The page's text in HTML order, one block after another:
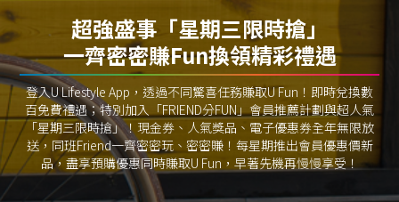
超強盛事「星期三限時搶」
一齊密密賺Fun換領精彩禮遇
登入U Lifestyle App，透過不同驚喜任務賺取U Fun！即時兌換數
百免費禮遇；特別加入「FRIEND分FUN」會員推薦計劃與超人氣
「星期三限時搶」！現金券、人氣獎品、電子優惠券全年無限放
送，同班Friend一齊密密玩、密密賺！每星期推出會員優惠價新
品，盡享預購優惠同時賺取U Fun，早著先機再慢慢享受！